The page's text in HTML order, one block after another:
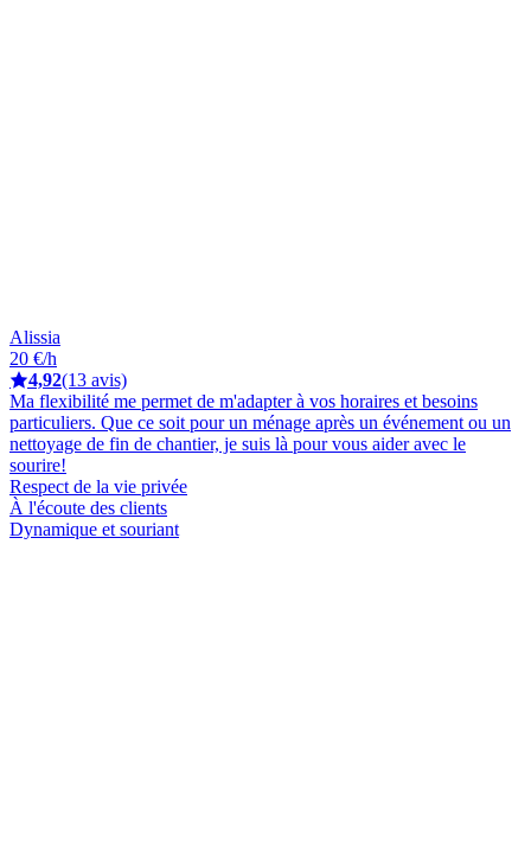
Alissia
20 €/h
4,92(13 avis)
Ma flexibilité me permet de m'adapter à vos horaires et besoins
particuliers. Que ce soit pour un ménage après un événement ou un
nettoyage de fin de chantier, je suis là pour vous aider avec le
sourire!
Respect de la vie privée
À l'écoute des clients
Dynamique et souriant